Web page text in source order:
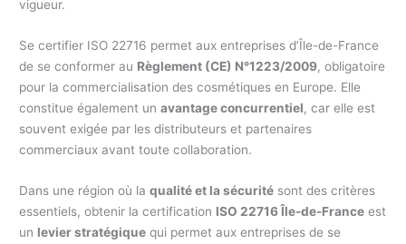
vigueur.
Se certifier ISO 22716 permet aux entreprises d’Île-de-France
de se conformer au Règlement (CE) N°1223/2009, obligatoire
pour la commercialisation des cosmétiques en Europe. Elle
constitue également unavantage concurrentiel, car elle est
souvent exigée par les distributeurs et partenaires
commerciaux avant toute collaboration.
Dans une région où laqualité et la sécurité sont des critères
essentiels, obtenir la certification ISO 22716 Île-de-France est
un levier stratégique qui permet aux entreprises de se